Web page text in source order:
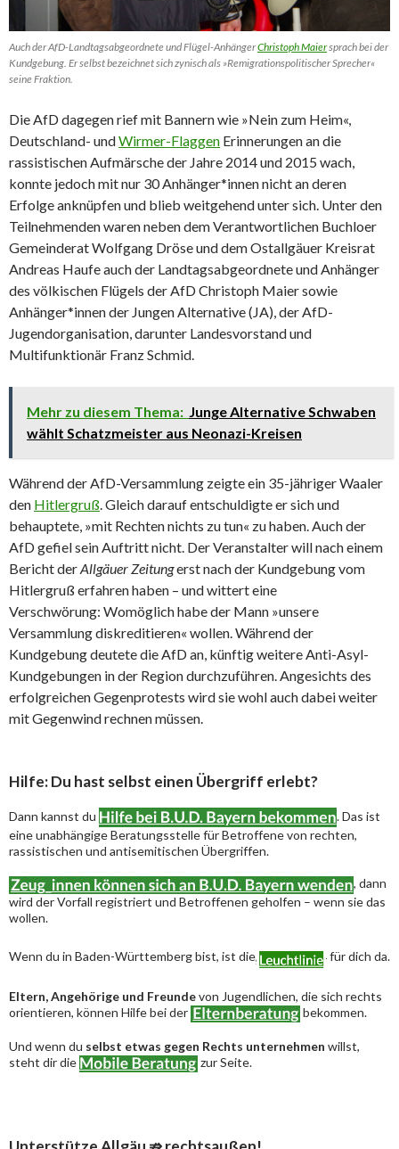
Auch der AfD-Landtagsabgeordnete und Flügel-AnhängerChristoph Maiersprach bei der
Kundgebung. Er selbst bezeichnet sich zynisch als »Remigrationspolitischer Sprecher«
seine Fraktion.
Die AfD dagegen rief mit Bannern wie »Nein zum Heim«,
Deutschland- undWirmer-Flaggen Erinnerungen an die
rassistischen Aufmärsche der Jahre 2014 und 2015 wach,
konnte jedoch mit nur 30 Anhänger*innen nicht an deren
Erfolge anknüpfen und blieb weitgehend unter sich. Unter den
Teilnehmenden waren neben dem Verantwortlichen Buchloer
Gemeinderat Wolfgang Dröse und dem Ostallgäuer Kreisrat
Andreas Haufe auch der Landtagsabgeordnete und Anhänger
des völkischen Flügels der AfD Christoph Maier sowie
Anhänger*innen der Jungen Alternative (JA), der AfD-
Jugendorganisation, darunter Landesvorstand und
Multifunktionär Franz Schmid.
Mehr zu diesem Thema: Junge Alternative Schwaben
wählt Schatzmeister aus Neonazi-Kreisen
Während der AfD-Versammlung zeigte ein 35-jähriger Waaler
den Hitlergruß. Gleich darauf entschuldigte er sich und
behauptete, »mit Rechten nichts zu tun« zu haben. Auch der
AfD gefiel sein Auftritt nicht. Der Veranstalter will nach einem
Bericht derAllgäuer Zeitungerst nach der Kundgebung vom
Hitlergruß erfahren haben – und wittert eine
Verschwörung: Womöglich habe der Mann »unsere
Versammlung diskreditieren« wollen. Während der
Kundgebung deutete die AfD an, künftig weitere Anti-Asyl-
Kundgebungen in der Region durchzuführen. Angesichts des
erfolgreichen Gegenprotests wird sie wohl auch dabei weiter
mit Gegenwind rechnen müssen.
Hilfe: Du hast selbst einen Übergriff erlebt?
Dann kannst du
. Das ist
eine unabhängige Beratungsstelle für Betroffene von rechten,
rassistischen und antisemitischen Übergriffen.
, dann
wird der Vorfall registriert und Betroffenen geholfen – wenn sie das
wollen.
Wenn du in Baden-Württemberg bist, ist die für dich da.
Eltern, Angehörige und Freundevon Jugendlichen, die sich rechts
orientieren, können Hilfe bei der
bekommen.
Und wenn du selbst etwas gegen Rechts unternehmen willst,
steht dir die
zur Seite.